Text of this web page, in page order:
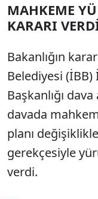
MAHKEME
KARARI
Bakanlığın
Belediyesi
Başkanlığı
davada
planı
gerekçesiyle
verdi.